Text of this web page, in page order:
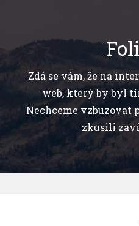
obsahu
Zdá se vám, že na
web, který by byl
Nechceme vzbuzovat
zkusili